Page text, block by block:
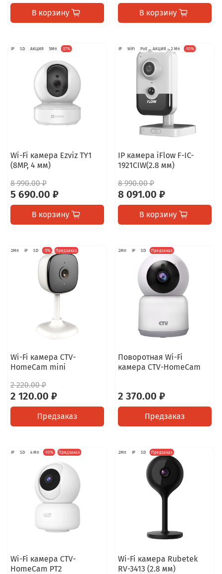
В корзину В корзину
IP SD АКЦИЯ 5Мп -37%
Wi-Fi камера Ezviz TY1
(8MP, 4 мм)
8 990.00 ₽
5 690.00 ₽
В корзину
IP WiFi PoE АКЦИЯ 2 Мп -10%
IP камера iFlow F-IC-
1921CIW(2.8 мм)
8 990.00 ₽
8 091.00 ₽
В корзину
2Мп IP SD -5% Предзаказ
Wi-Fi камера CTV-
HomeCam mini
2 220.00 ₽
2 120.00 ₽
Предзаказ
2Мп IP SD Предзаказ
Поворотная Wi-Fi
камера CTV-HomeCam
2 370.00 ₽
Предзаказ
IP SD 4 Мп -10% Предзаказ
Wi-Fi камера CTV-
HomeCam PT2
2Мп IP SD Предзаказ
Wi-Fi камера Rubetek
RV-3413 (2.8 мм)